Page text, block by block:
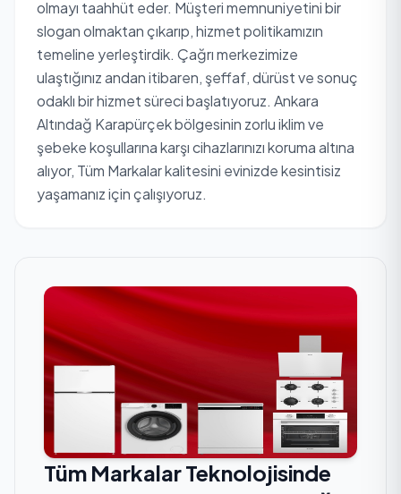
olmayı taahhüt eder. Müşteri memnuniyetini bir
slogan olmaktan çıkarıp, hizmet politikamızın
temeline yerleştirdik. Çağrı merkezimize
ulaştığınız andan itibaren, şeffaf, dürüst ve sonuç
odaklı bir hizmet süreci başlatıyoruz. Ankara
Altındağ Karapürçek bölgesinin zorlu iklim ve
şebeke koşullarına karşı cihazlarınızı koruma altına
alıyor, Tüm Markalar kalitesini evinizde kesintisiz
yaşamanız için çalışıyoruz.
Tüm Markalar Teknolojisinde